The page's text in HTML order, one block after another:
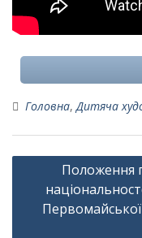
Головна,Дитяча
Навігація
записів
Положення